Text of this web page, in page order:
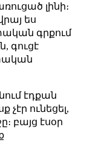
լինի։
ես
գրքում
գուցէ
էդքան
ունեցել,
բայց էսօր